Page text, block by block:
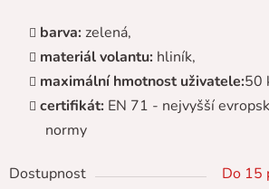
barva: zelená,
materiál volantu: hliník,
maximální hmotnost uživatele:50
certifikát: EN 71 - nejvyšší
normy
Dostupnost
Do 15